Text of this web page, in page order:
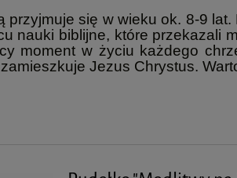
przyjmuje się w wieku ok. 8-9
nauki biblijne, które przekazali
moment w życiu każdego
Jezus Chrystus.